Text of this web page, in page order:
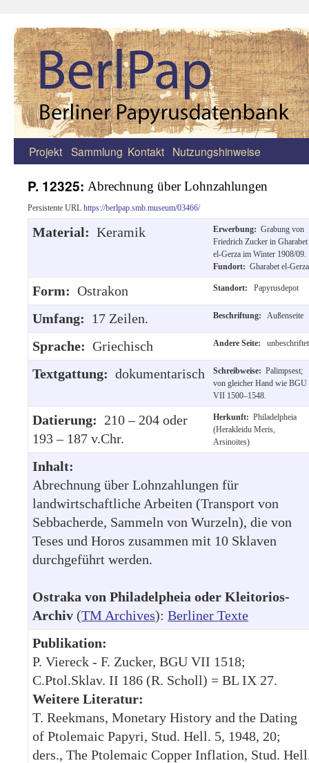
Zum
springen
Projekt Sammlung Kontakt Nutzungshinweise
P. 12325: Abrechnung über Lohnzahlungen
Persistente URL https://berlpap.smb.museum/03466/
Material: Keramik Erwerbung: Grabung von
Friedrich Zucker in Gharabet
el-Gerza im Winter 1908/09.
Fundort: Gharabet el-Gerza
Form: Ostrakon Standort: Papyrusdepot
Umfang: 17 Zeilen. Beschriftung: Außenseite
Sprache: Griechisch Andere Seite: unbeschriftet
Textgattung: dokumentarisch Schreibweise: Palimpsest;
von gleicher Hand wie BGU
VII 1500–1548.
Datierung: 210 – 204 oder
193 – 187 v.Chr.
Herkunft: Philadelpheia
(Herakleidu Meris,
Arsinoites)
Inhalt:
Abrechnung über Lohnzahlungen für
landwirtschaftliche Arbeiten (Transport von
Sebbacherde, Sammeln von Wurzeln), die von
Teses und Horos zusammen mit 10 Sklaven
durchgeführt werden.
Ostraka von Philadelpheia oder Kleitorios-
Archiv (TM Archives): Berliner Texte
Publikation:
P. Viereck - F. Zucker, BGU VII 1518;
C.Ptol.Sklav. II 186 (R. Scholl) = BL IX 27.
Weitere Literatur:
T. Reekmans, Monetary History and the Dating
of Ptolemaic Papyri, Stud. Hell. 5, 1948, 20;
ders., The Ptolemaic Copper Inflation, Stud.